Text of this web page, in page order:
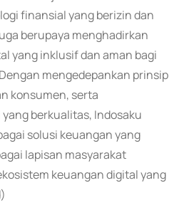
finansial yang berizin dan
berupaya menghadirkan
yang inklusif dan aman bagi
mengedepankan prinsip
konsumen, serta
berkualitas, Indosaku
solusi keuangan yang
lapisan masyarakat
keuangan digital yang